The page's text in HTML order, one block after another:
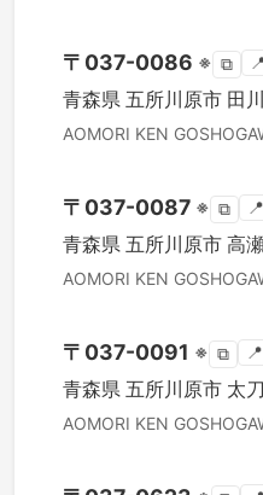
〒 037-0086 ※ ⧉
青森県 五所川原市 田川
AOMORI KEN
〒 037-0087 ※ ⧉ 📍
青森県 五所川原市 高
AOMORI KEN
〒 037-0091 ※ ⧉ 📍
青森県 五所川原市 太
AOMORI KEN